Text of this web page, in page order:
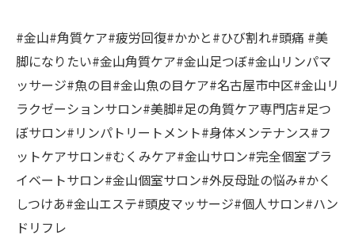
#金山#角質ケア#疲労回復#かかと#ひび割れ#頭痛 #美
脚になりたい#金山角質ケア#金山足つぼ#金山リンパマ
ッサージ#魚の目#金山魚の目ケア#名古屋市中区#金山リ
ラクゼーションサロン#美脚#足の角質ケア専門店#足つ
ぼサロン#リンパトリートメント#身体メンテナンス#フ
ットケアサロン#むくみケア#金山サロン#完全個室プラ
イベートサロン#金山個室サロン#外反母趾の悩み#かく
しつけあ#金山エステ#頭皮マッサージ#個人サロン#ハン
ドリフレ